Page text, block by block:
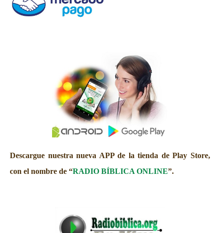
Descargue nuestra nueva APP de la tienda de Play Store,
con el nombre de “RADIO BÍBLICA ONLINE”.